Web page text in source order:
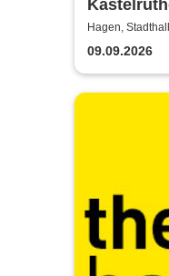
Hagen,
09.09.2026